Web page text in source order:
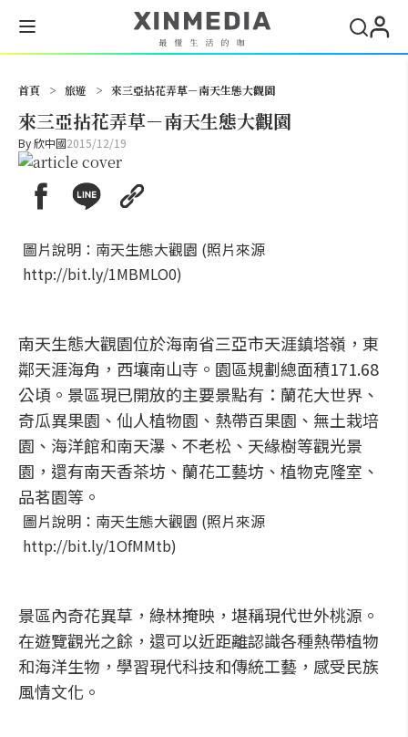
首頁 > 旅遊 > 來三亞拈花弄草－南天生態大觀園
來三亞拈花弄草－南天生態大觀園
By欣中國2015/12/19
圖片說明：南天生態大觀園 (照片來源
http://bit.ly/1MBMLO0)
南天生態大觀園位於海南省三亞市天涯鎮塔嶺，東
鄰天涯海角，西壤南山寺。園區規劃總面積171.68
公頃。景區現已開放的主要景點有：蘭花大世界、
奇瓜異果園、仙人植物園、熱帶百果園、無土栽培
園、海洋館和南天瀑、不老松、天緣樹等觀光景
園，還有南天香茶坊、蘭花工藝坊、植物克隆室、
品茗園等。
圖片說明：南天生態大觀園 (照片來源
http://bit.ly/1OfMMtb)
景區內奇花異草，綠林掩映，堪稱現代世外桃源。
在遊覽觀光之餘，還可以近距離認識各種熱帶植物
和海洋生物，學習現代科技和傳統工藝，感受民族
風情文化。